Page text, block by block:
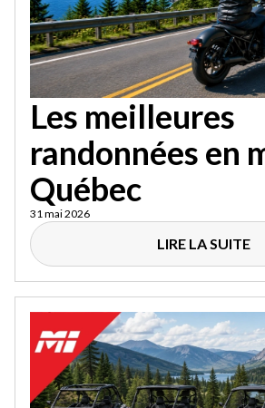
Les meilleures
randonnées en
Québec
31 mai 2026
LIRE LA SUITE